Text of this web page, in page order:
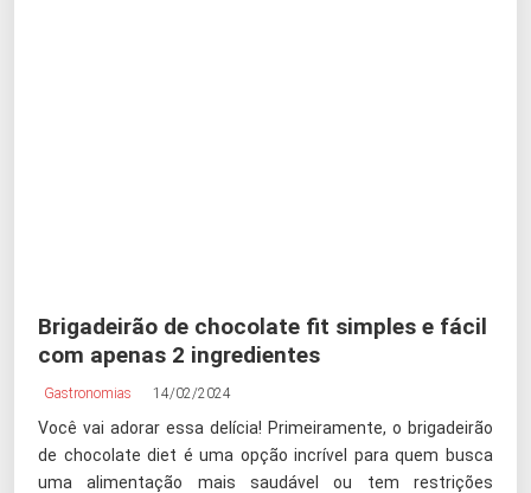
Brigadeirão de chocolate fit simples e fácil
com apenas 2 ingredientes
Gastronomias 14/02/2024
Você vai adorar essa delícia! Primeiramente, o brigadeirão
de chocolate diet é uma opção incrível para quem busca
uma alimentação mais saudável ou tem restrições